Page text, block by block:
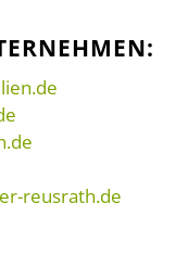
reusrath.de